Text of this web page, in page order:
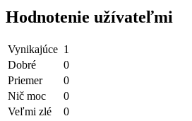
Hodnotenie užívateľmi
Vynikajúce 1
Dobré
0
Priemer
0
Nič moc
0
Veľmi zlé
0